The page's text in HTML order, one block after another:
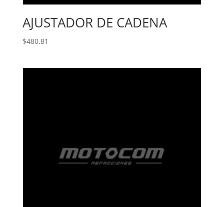
AJUSTADOR DE CADENA
$480.81